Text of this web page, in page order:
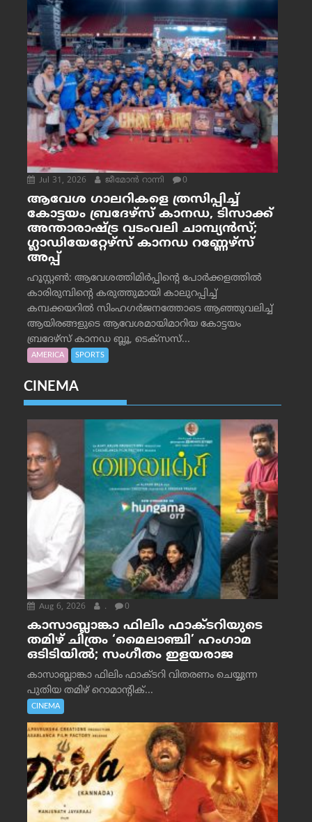
Jul 31, 2026 ജീമോന്‍ റാന്നി 0
ആവേശ ഗാലറികളെ ത്രസിപ്പിച്ച്
കോട്ടയം ബ്രദേഴ്‌സ് കാനഡ, ടിസാക്ക്
അന്താരാഷ്ട്ര വടംവലി ചാമ്പ്യന്‍സ്;
ഗ്ലാഡിയേറ്റേഴ്‌സ് കാനഡ റണ്ണേഴ്‌സ്
അപ്പ്
ഹൂസ്റ്റണ്‍: ആവേശത്തിമിര്‍പ്പിന്റെ പോര്‍ക്കളത്തില്‍
കാരിരുമ്പിന്റെ കരുത്തുമായി കാലുറപ്പിച്ച്
കമ്പക്കയറില്‍ സിംഹഗര്‍ജനത്തോടെ ആഞ്ഞുവലിച്ച്
ആയിരങ്ങളുടെ ആവേശമായിമാറിയ കോട്ടയം
ബ്രദേഴ്‌സ് കാനഡ ബ്ലൂ, ടെക്‌സസ്...
AMERICA SPORTS
CINEMA
Aug 6, 2026 . 0
കാസാബ്ലാങ്കാ ഫിലിം ഫാക്ടറിയുടെ
തമിഴ് ചിത്രം ‘മൈലാഞ്ചി’ ഹംഗാമ
ഒടിടിയിൽ; സംഗീതം ഇളയരാജ
കാസാബ്ലാങ്കാ ഫിലിം ഫാക്ടറി വിതരണം ചെയ്യുന്ന
പുതിയ തമിഴ് റൊമാന്റിക്...
CINEMA